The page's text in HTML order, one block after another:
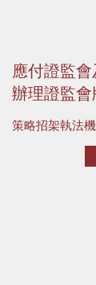
應付證監
辦理證監
策略招架執法